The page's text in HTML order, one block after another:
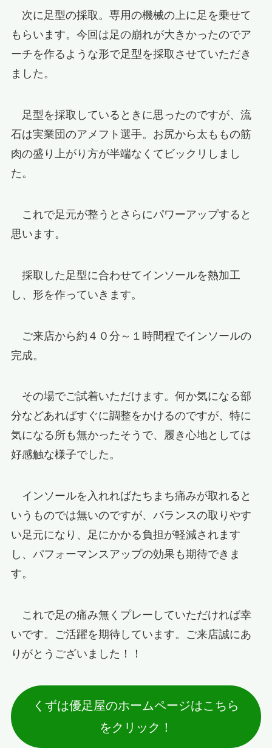
次に足型の採取。専用の機械の上に足を乗せて
もらいます。今回は足の崩れが大きかったのでア
ーチを作るような形で足型を採取させていただき
ました。
足型を採取しているときに思ったのですが、流
石は実業団のアメフト選手。お尻から太ももの筋
肉の盛り上がり方が半端なくてビックリしまし
た。
これで足元が整うとさらにパワーアップすると
思います。
採取した足型に合わせてインソールを熱加工
し、形を作っていきます。
ご来店から約４０分～１時間程でインソールの
完成。
その場でご試着いただけます。何か気になる部
分などあればすぐに調整をかけるのですが、特に
気になる所も無かったそうで、履き心地としては
好感触な様子でした。
インソールを入れればたちまち痛みが取れると
いうものでは無いのですが、バランスの取りやす
い足元になり、足にかかる負担が軽減されます
し、パフォーマンスアップの効果も期待できま
す。
これで足の痛み無くプレーしていただければ幸
いです。ご活躍を期待しています。ご来店誠にあ
りがとうございました！！
くずは優足屋のホームページはこちら
をクリック！